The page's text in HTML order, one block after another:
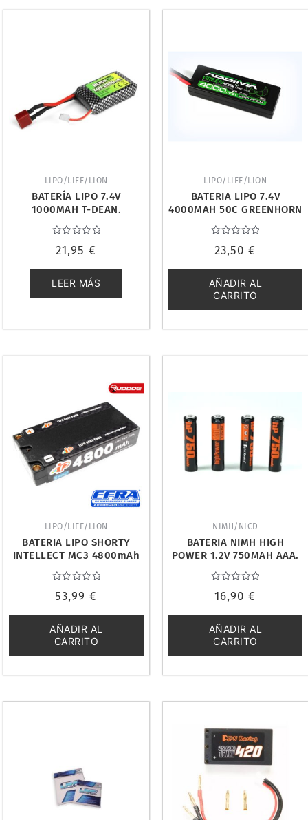
LIPO/LIFE/LION
BATERÍA LIPO 7.4V
1000MAH T-DEAN.
BLACKZON 540223
con
de
5
21,95€
LEER MÁS
LIPO/LIFE/LION
BATERIA LIPO 7.4V
4000MAH 50C GREENHORN
(T-PLUG). ABSIMA 4140008
con
de
5
23,50€
AÑADIR AL
CARRITO
LIPO/LIFE/LION
BATERIA LIPO SHORTY
INTELLECT MC3 4800mAh
120C 7.6V LCG. IP-
BL2S4800MC3
con
de
5
53,99€
AÑADIR AL
CARRITO
NIMH/NICD
BATERIA NIMH HIGH
POWER 1.2V 750MAH AAA.
PN RACING HP750
con
de
5
16,90€
AÑADIR AL
CARRITO